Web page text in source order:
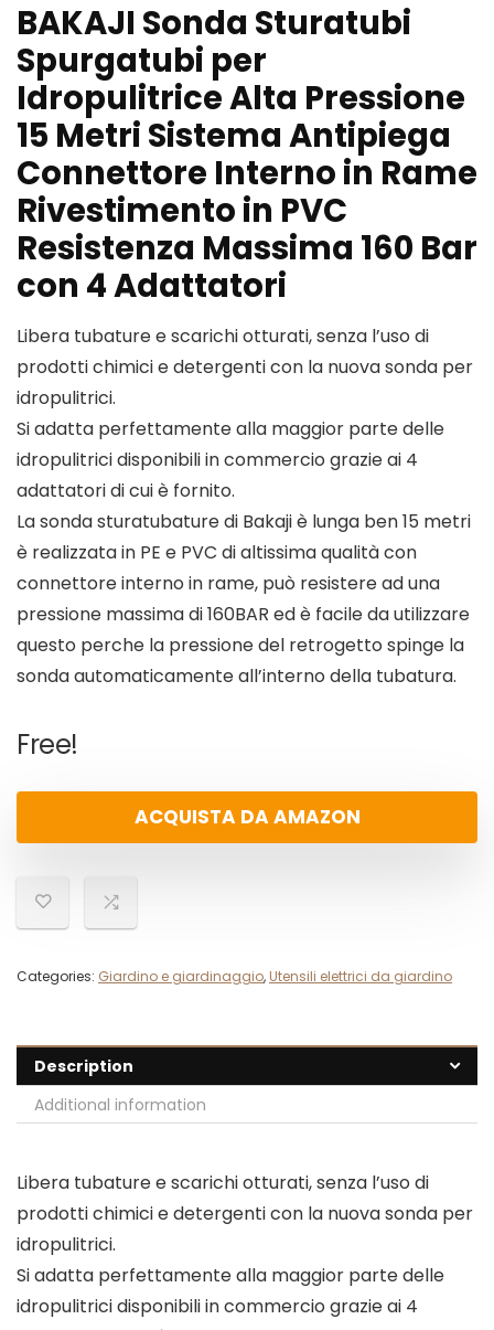
BAKAJI Sonda Sturatubi
Spurgatubi per
Idropulitrice Alta Pressione
15 Metri Sistema Antipiega
Connettore Interno in Rame
Rivestimento in PVC
Resistenza Massima 160 Bar
con 4 Adattatori
Libera tubature e scarichi otturati, senza l’uso di
prodotti chimici e detergenti con la nuova sonda per
idropulitrici.
Si adatta perfettamente alla maggior parte delle
idropulitrici disponibili in commercio grazie ai 4
adattatori di cui è fornito.
La sonda sturatubature di Bakaji è lunga ben 15 metri
è realizzata in PE e PVC di altissima qualità con
connettore interno in rame, può resistere ad una
pressione massima di 160BAR ed è facile da utilizzare
questo perche la pressione del retrogetto spinge la
sonda automaticamente all’interno della tubatura.
Free!
ACQUISTA DA AMAZON
Categories: Giardino e giardinaggio, Utensili elettrici da giardino
Description
Additional information
Libera tubature e scarichi otturati, senza l’uso di
prodotti chimici e detergenti con la nuova sonda per
idropulitrici.
Si adatta perfettamente alla maggior parte delle
idropulitrici disponibili in commercio grazie ai 4